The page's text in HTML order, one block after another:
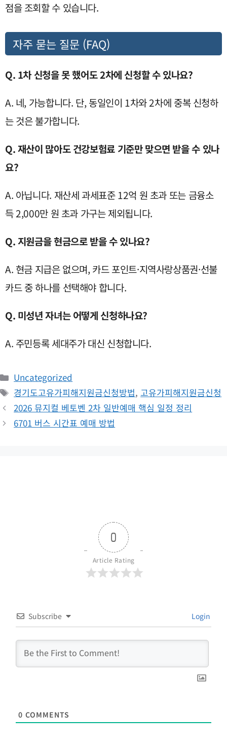
점을 조회할 수 있습니다.
자주 묻는 질문 (FAQ)
Q. 1차 신청을 못 했어도 2차에 신청할 수 있나요?
A. 네, 가능합니다. 단, 동일인이 1차와 2차에 중복 신청하
는 것은 불가합니다.
Q. 재산이 많아도 건강보험료 기준만 맞으면 받을 수 있나
요?
A. 아닙니다. 재산세 과세표준 12억 원 초과 또는 금융소
득 2,000만 원 초과 가구는 제외됩니다.
Q. 지원금을 현금으로 받을 수 있나요?
A. 현금 지급은 없으며, 카드 포인트·지역사랑상품권·선불
카드 중 하나를 선택해야 합니다.
Q. 미성년 자녀는 어떻게 신청하나요?
A. 주민등록 세대주가 대신 신청합니다.
카
테
고
리
Uncategorized
태
그
경기도고유가피해지원금신청방법,고유가피해지원금신청
2026 뮤지컬 베토벤 2차 일반예매 핵심 일정 정리
6701 버스 시간표 예매 방법
0
Article Rating
Subscribe Login
0 COMMENTS